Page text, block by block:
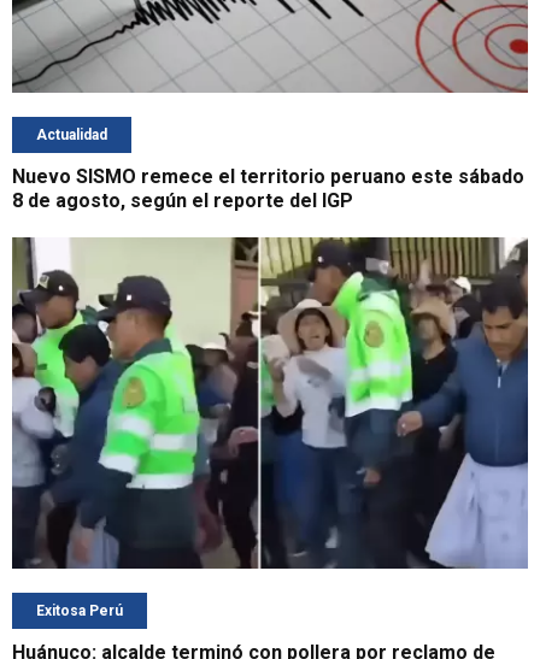
Actualidad
Nuevo SISMO remece el territorio peruano este sábado
8 de agosto, según el reporte del IGP
Exitosa Perú
Huánuco: alcalde terminó con pollera por reclamo de